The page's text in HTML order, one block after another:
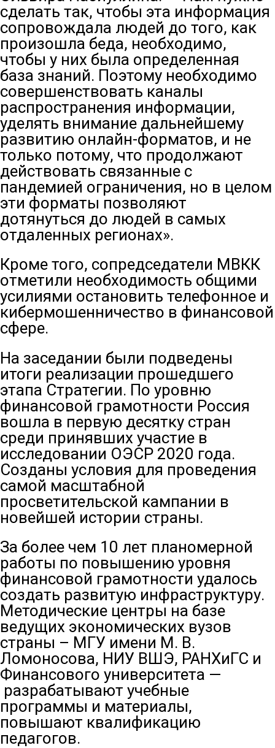
сделать так, чтобы эта информация
сопровождала людей до того, как
произошла беда, необходимо,
чтобы у них была определенная
база знаний. Поэтому необходимо
совершенствовать каналы
распространения информации,
уделять внимание дальнейшему
развитию онлайн-форматов, и не
только потому, что продолжают
действовать связанные с
пандемией ограничения, но в целом
эти форматы позволяют
дотянуться до людей в самых
отдаленных регионах».
Кроме того, сопредседатели МВКК
отметили необходимость общими
усилиями остановить телефонное и
кибермошенничество в финансовой
сфере.
На заседании были подведены
итоги реализации прошедшего
этапа Стратегии. По уровню
финансовой грамотности Россия
вошла в первую десятку стран
среди принявших участие в
исследовании ОЭСР 2020 года.
Созданы условия для проведения
самой масштабной
просветительской кампании в
новейшей истории страны.
За более чем 10 лет планомерной
работы по повышению уровня
финансовой грамотности удалось
создать развитую инфраструктуру.
Методические центры на базе
ведущих экономических вузов
страны – МГУ имени М. В.
Ломоносова, НИУ ВШЭ, РАНХиГС и
Финансового университета —
разрабатывают учебные
программы и материалы,
повышают квалификацию
педагогов.